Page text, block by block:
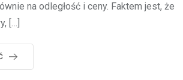
na odległość i ceny. Faktem jest, że
[…]